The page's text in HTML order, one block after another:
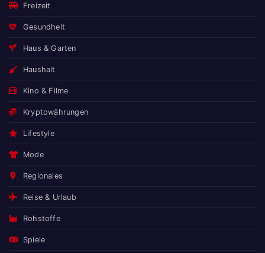
Freizeit
Gesundheit
Haus & Garten
Haushalt
Kino & Filme
Kryptowährungen
Lifestyle
Mode
Regionales
Reise & Urlaub
Rohstoffe
Spiele